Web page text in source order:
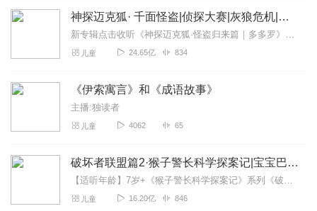
神探迈克狐· 千面怪盗|侦探大赛|灰狼危机|多多罗
新专辑点击收听《神探迈克狐·怪盗归来篇｜多多罗》！！！>>>点击进入主播橱窗购买《神探迈克狐》系列图书吧!<<<多多罗故事【点击前往】收听多多罗其他好玩有趣的故...
儿童 24.65亿 834
《伊索寓言》和《成语故事》
主播:独读者
儿童 4062 65
破坏者联盟篇2·猴子警长科学探案记|宝宝巴士故事
【适听年龄】7岁+《猴子警长科学探案记》系列《破坏者联盟篇1·猴子警长科学探案记》>>>《破坏者联盟篇2·猴子警长科学探案记》>>>《破坏者联盟篇3·猴子警长科...
儿童 16.20亿 846